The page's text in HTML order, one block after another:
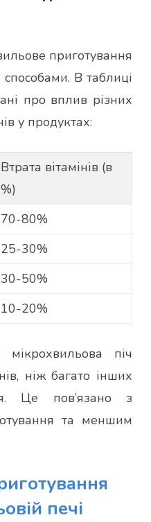
приготування
В таблиці
про вплив різних
у продуктах:
Втрата вітамінів (в
%)
70-80%
25-30%
30-50%
10-20%
піч
ніж багато інших
Це пов’язано з
та меншим
печі